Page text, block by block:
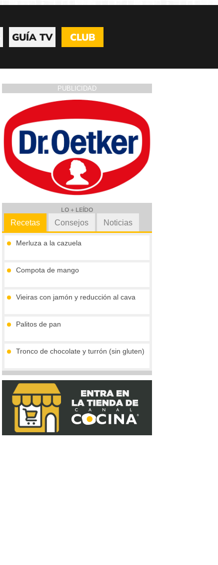
GUÍA TV CLUB
PUBLICIDAD
LO + LEÍDO
Recetas
Merluza a la cazuela
Compota de mango
Vieiras con jamón y reducción al cava
Palitos de pan
Tronco de chocolate y turrón (sin gluten)
Crema de boletus y huevo de codorniz
Consejos Noticias